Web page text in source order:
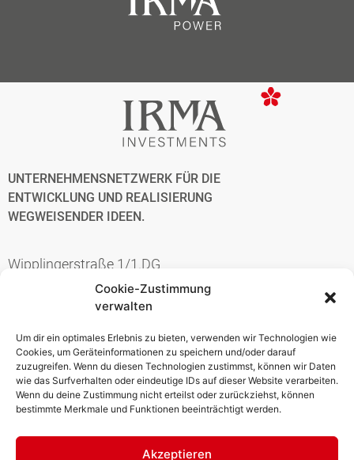
Cookie-Zustimmung
verwalten
Um dir ein optimales Erlebnis zu bieten, verwenden wir Technologien wie
Cookies, um Geräteinformationen zu speichern und/oder darauf
zuzugreifen. Wenn du diesen Technologien zustimmst, können wir Daten
wie das Surfverhalten oder eindeutige IDs auf dieser Website verarbeiten.
Wenn du deine Zustimmung nicht erteilst oder zurückziehst, können
bestimmte Merkmale und Funktionen beeinträchtigt werden.
Akzeptieren
UNTERNEHMENSNETZWERK FÜR DIE
ENTWICKLUNG UND REALISIERUNG
WEGWEISENDER IDEEN.
Wipplingerstraße 1/1.DG
E-Mail:office@irma.investments
Bockenheimer Landst. 2-4/33.OG
60323 Frankfurt am Main